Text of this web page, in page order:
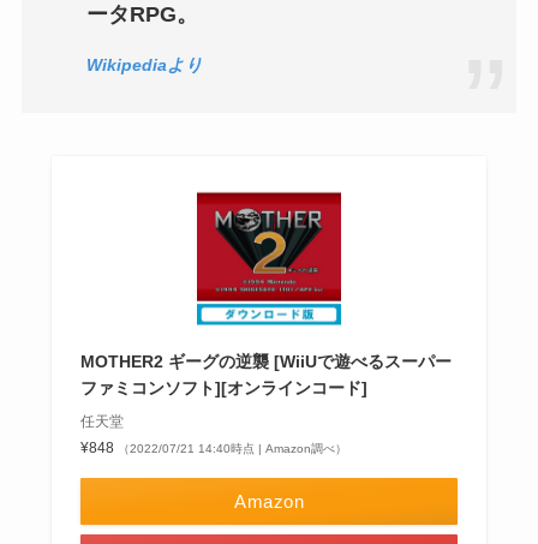
ータRPG。
Wikipediaより
MOTHER2 ギーグの逆襲 [WiiUで遊べるスーパー
ファミコンソフト][オンラインコード]
任天堂
¥848
（2022/07/21 14:40時点 | Amazon調べ）
Amazon